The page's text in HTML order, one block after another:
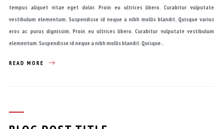
tempus aliquet vitae eget dolor. Proin eu ultrices libero. Curabitur vulputate
vestibulum elementum. Suspendisse id neque a nibh mollis blandit. Quisque varius
eros ac purus dignissim. Proin eu ultrices libero. Curabitur vulputate vestibulum
elementum. Suspendisse id neque a nibh mollis blandit. Quisque..
READ MORE